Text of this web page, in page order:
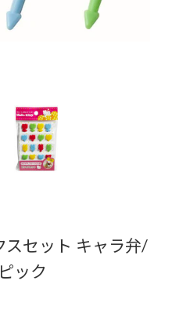
セット キャラ弁/
ック